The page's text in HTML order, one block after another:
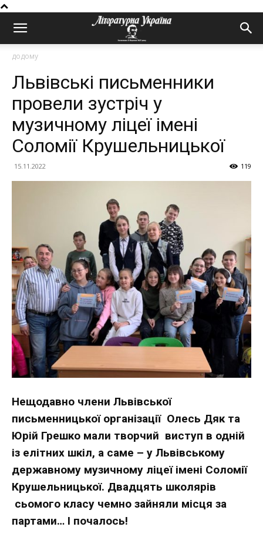
додому
Львівські письменники
провели зустріч у
музичному ліцеї імені
Соломії Крушельницької
15.11.2022 119
Нещодавно члени Львівської
письменницької організації Олесь Дяк та
Юрій Грешко мали творчий виступ в одній
із елітних шкіл, а саме – у Львівському
державному музичному ліцеї імені Соломії
Крушельницької. Двадцять школярів
сьомого класу чемно зайняли місця за
партами… І почалось!